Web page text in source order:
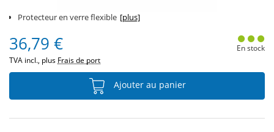
Protecteur en verre flexible [plus]
36,79 €
TVA incl., plus Frais de port
En stock
Ajouter au panier